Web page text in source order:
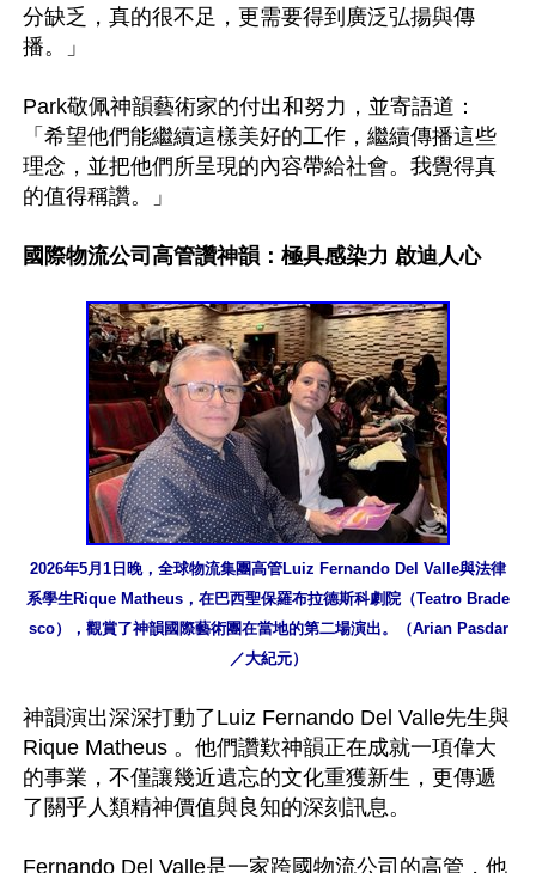
分缺乏，真的很不足，更需要得到廣泛弘揚與傳
播。」
Park敬佩神韻藝術家的付出和努力，並寄語道：
「希望他們能繼續這樣美好的工作，繼續傳播這些
理念，並把他們所呈現的內容帶給社會。我覺得真
的值得稱讚。」
國際物流公司高管讚神韻：極具感染力 啟迪人心
2026年5月1日晚，全球物流集團高管Luiz Fernando Del Valle與法律
系學生Rique Matheus，在巴西聖保羅布拉德斯科劇院（Teatro Brade
sco），觀賞了神韻國際藝術團在當地的第二場演出。（Arian Pasdar
／大紀元）
神韻演出深深打動了Luiz Fernando Del Valle先生與
Rique Matheus 。他們讚歎神韻正在成就一項偉大
的事業，不僅讓幾近遺忘的文化重獲新生，更傳遞
了關乎人類精神價值與良知的深刻訊息。
Fernando Del Valle是一家跨國物流公司的高管，他